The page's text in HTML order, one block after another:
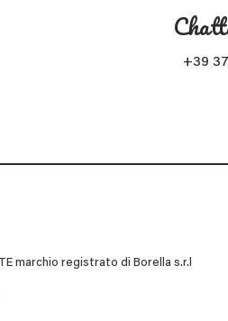
+39
marchio registrato di Borella s.r.l